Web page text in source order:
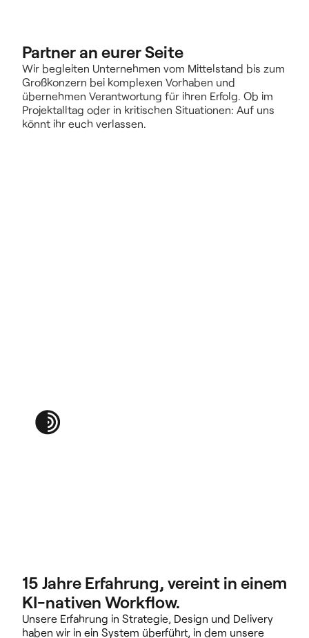
Partner an eurer Seite
Wir begleiten Unternehmen vom Mittelstand bis zum
Großkonzern bei komplexen Vorhaben und
übernehmen Verantwortung für ihren Erfolg. Ob im
Projektalltag oder in kritischen Situationen: Auf uns
könnt ihr euch verlassen.
15 Jahre Erfahrung, vereint in einem
KI-nativen Workflow.
Unsere Erfahrung in Strategie, Design und Delivery
haben wir in ein System überführt, in dem unsere